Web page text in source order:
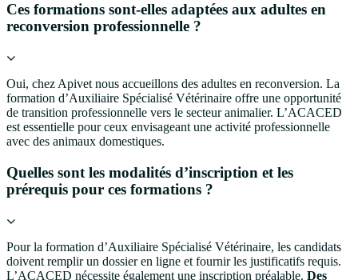
Ces formations sont-elles adaptées aux adultes en
reconversion professionnelle ?
Oui, chez Apivet nous accueillons des adultes en reconversion. La
formation d’Auxiliaire Spécialisé Vétérinaire offre une opportunité
de transition professionnelle vers le secteur animalier. L’ACACED
est essentielle pour ceux envisageant une activité professionnelle
avec des animaux domestiques.
Quelles sont les modalités d’inscription et les
prérequis pour ces formations ?
Pour la formation d’Auxiliaire Spécialisé Vétérinaire, les candidats
doivent remplir un dossier en ligne et fournir les justificatifs requis.
L’ACACED nécessite également une inscription préalable. Des